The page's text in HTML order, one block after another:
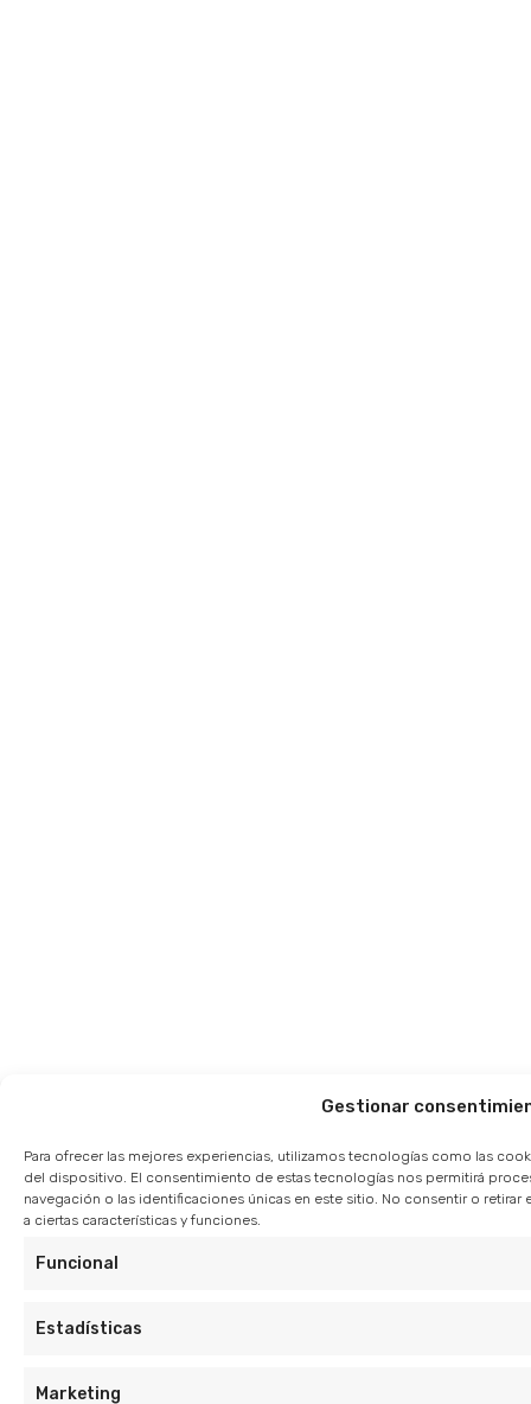
Gestionar
Para ofrecer las mejores experiencias, utilizamos tecnologías como las
del dispositivo. El consentimiento de estas tecnologías nos permitirá
navegación o las identificaciones únicas en este sitio. No consentir o
a ciertas características y funciones.
Funcional
Estadísticas
Marketing